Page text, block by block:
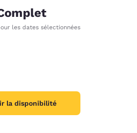
les dates sélectionnées
la disponibilité